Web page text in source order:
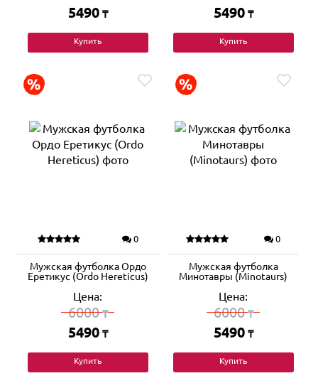
5490 ₸
Купить
5490 ₸
Купить
0
Мужская футболка Ордо
Еретикус (Ordo Hereticus)
Цена:
6000₸
5490 ₸
Купить
0
Мужская футболка
Минотавры (Minotaurs)
Цена:
6000₸
5490 ₸
Купить